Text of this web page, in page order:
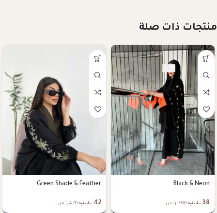
منتجات ذات صلة
Black & Neon
38 .د.ب 380 ر.س
Green Shade & Feather
42 .د.ب 420 ر.س